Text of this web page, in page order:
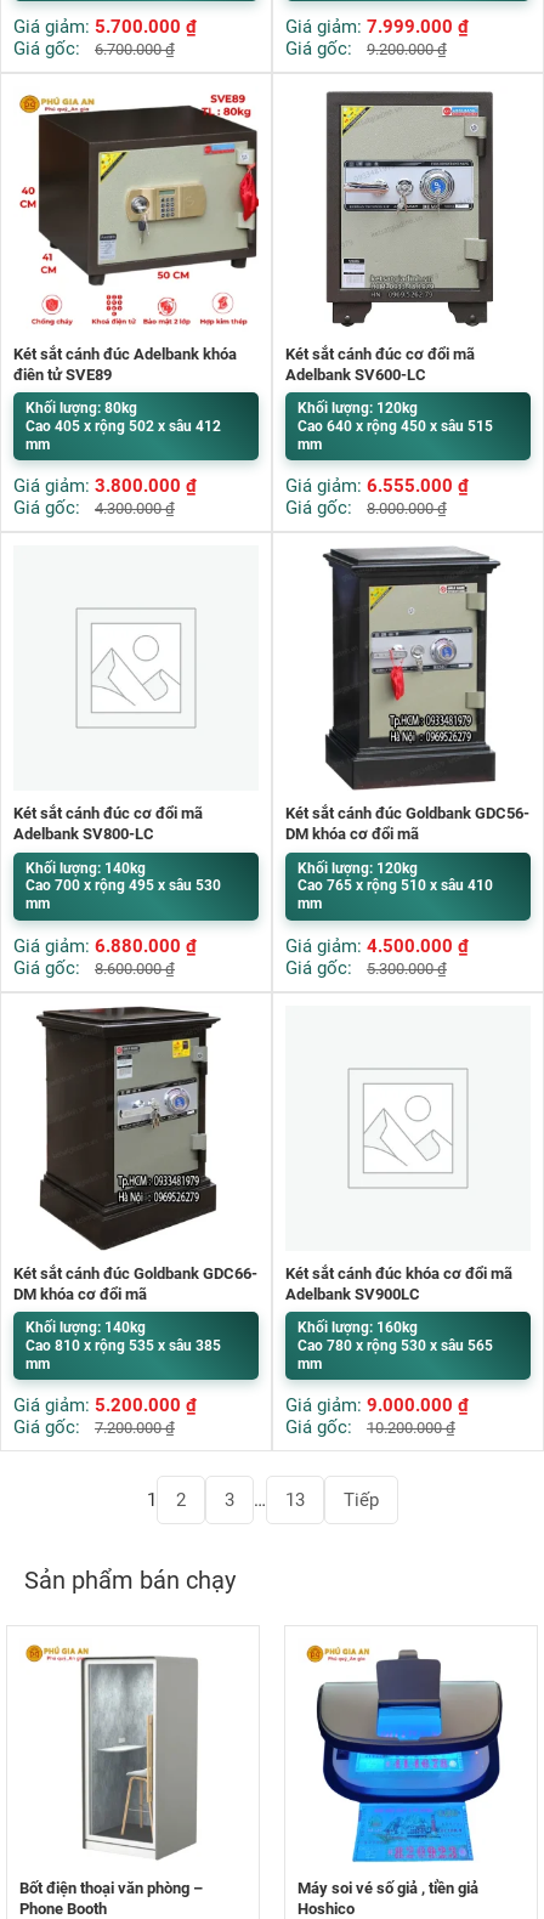
Giá giảm: 5.700.000 ₫
Giá gốc:
6.700.000₫
Giá giảm: 7.999.000 ₫
Giá gốc:
9.200.000₫
Két sắt cánh đúc Adelbank khóa
điện tử SVE89
Khối lượng: 80kg
Cao 405 x rộng 502 x sâu 412
mm
Giá giảm: 3.800.000 ₫
Giá gốc:
4.300.000₫
Két sắt cánh đúc cơ đổi mã
Adelbank SV600-LC
Khối lượng: 120kg
Cao 640 x rộng 450 x sâu 515
mm
Giá giảm: 6.555.000 ₫
Giá gốc:
8.000.000₫
Két sắt cánh đúc cơ đổi mã
Adelbank SV800-LC
Khối lượng: 140kg
Cao 700 x rộng 495 x sâu 530
mm
Giá giảm: 6.880.000 ₫
Giá gốc:
8.600.000₫
Két sắt cánh đúc Goldbank GDC56-
DM khóa cơ đổi mã
Khối lượng: 120kg
Cao 765 x rộng 510 x sâu 410
mm
Giá giảm: 4.500.000 ₫
Giá gốc:
5.300.000₫
Két sắt cánh đúc Goldbank GDC66-
DM khóa cơ đổi mã
Khối lượng: 140kg
Cao 810 x rộng 535 x sâu 385
mm
Giá giảm: 5.200.000 ₫
Giá gốc:
7.200.000₫
Két sắt cánh đúc khóa cơ đổi mã
Adelbank SV900LC
Khối lượng: 160kg
Cao 780 x rộng 530 x sâu 565
mm
Giá giảm: 9.000.000 ₫
Giá gốc:
10.200.000₫
Phân
trang
1 2 3 … 13 Tiếp
Sản phẩm bán chạy
Bốt điện thoại văn phòng –
Phone Booth
Máy soi vé số giả , tiền giả
Hoshico